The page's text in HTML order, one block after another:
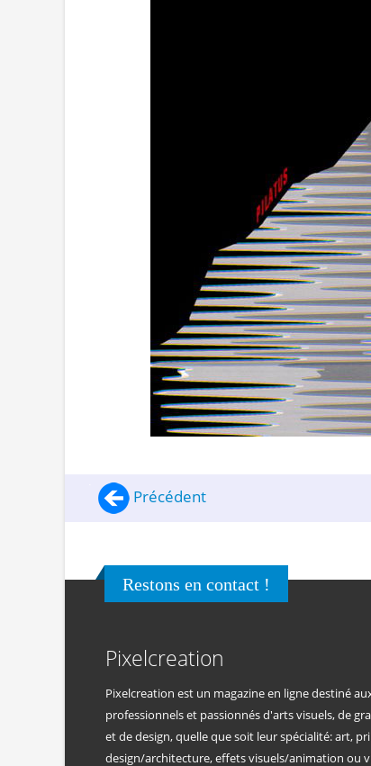
Précédent
Restons en contact !
Pixelcreation
Pixelcreation est un magazine en ligne destiné
professionnels et passionnés d'arts visuels, de
et de design, quelle que soit leur spécialité: art,
design/architecture, effets visuels/animation ou